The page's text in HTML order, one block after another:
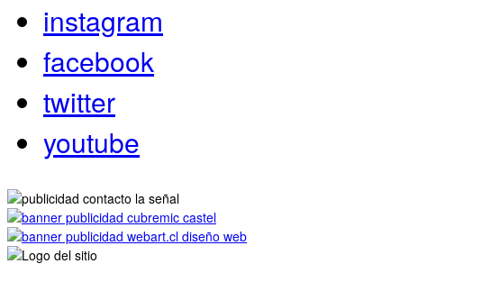
instagram
facebook
twitter
youtube